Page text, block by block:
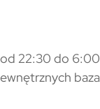
22:30 do